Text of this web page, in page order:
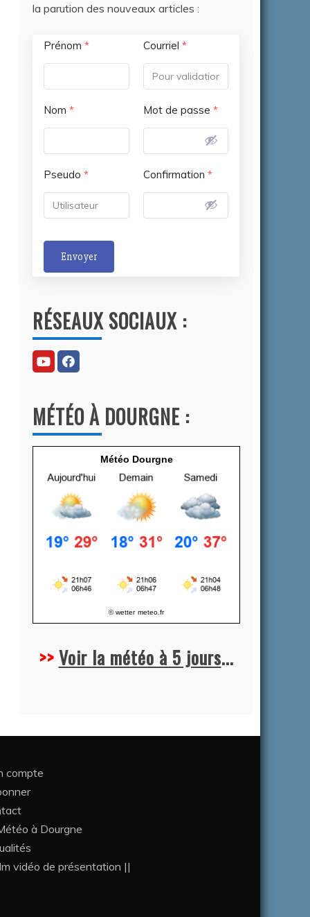
la parution des nouveaux articles :
Prénom *
Nom *
Pseudo *
Courriel *
Mot de passe *
Confirmation *
Envoyer
t
e
r
n
t
i
v
RÉSEAUX SOCIAUX :
MÉTÉO À DOURGNE :
Météo Dourgne
© wetter meteo.fr
>>Voir la météo à 5 jours...
compte
à Dourgne
vidéo de présentation ||